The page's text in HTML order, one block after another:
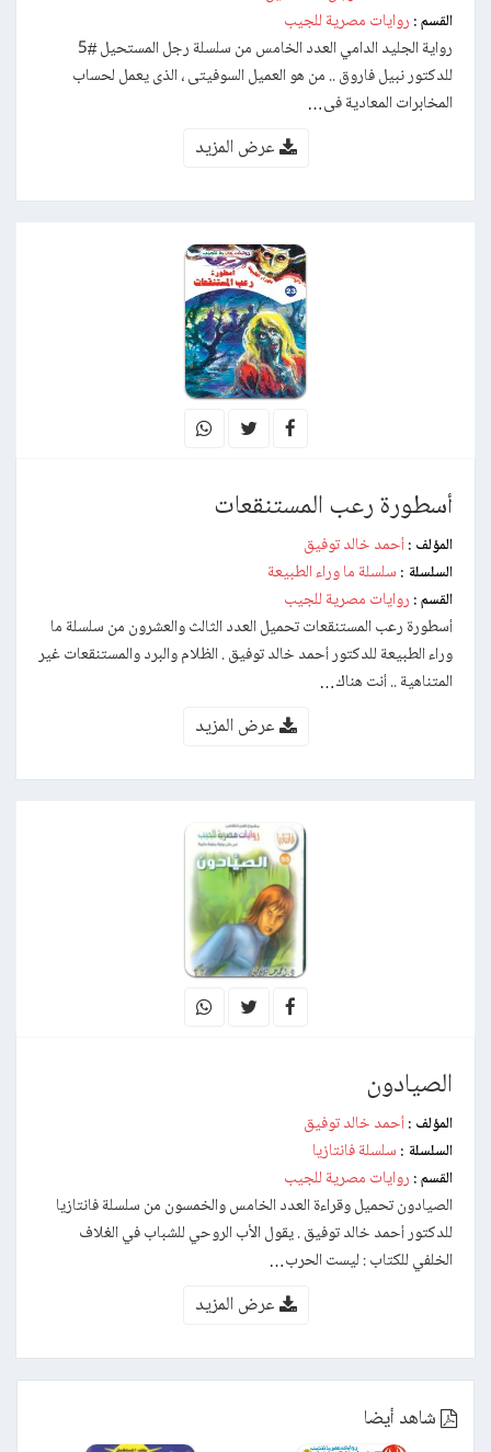
القسم : روايات مصرية للجيب
رواية الجليد الدامي العدد الخامس من سلسلة رجل المستحيل #5
للدكتور نبيل فاروق .. من هو العميل السوفيتى ، الذى يعمل لحساب
المخابرات المعادية فى…
عرض المزيد
أسطورة رعب المستنقعات
المؤلف : أحمد خالد توفيق
السلسلة : سلسلة ما وراء الطبيعة
القسم : روايات مصرية للجيب
أسطورة رعب المستنقعات تحميل العدد الثالث والعشرون من سلسلة ما
وراء الطبيعة للدكتور أحمد خالد توفيق . الظلام والبرد والمستنقعات غير
المتناهية .. أنت هناك…
عرض المزيد
الصيادون
المؤلف : أحمد خالد توفيق
السلسلة : سلسلة فانتازيا
القسم : روايات مصرية للجيب
الصيادون تحميل وقراءة العدد الخامس والخمسون من سلسلة فانتازيا
للدكتور أحمد خالد توفيق . يقول الأب الروحي للشباب في الغلاف
الخلفي للكتاب : ليست الحرب…
عرض المزيد
شاهد أيضا